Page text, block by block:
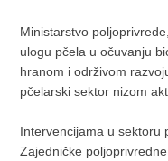
Ministarstvo
ulogu pčela u očuvanju
hranom i održivom
pčelarski sektor nizom
Intervencijama u sektoru
Zajedničke